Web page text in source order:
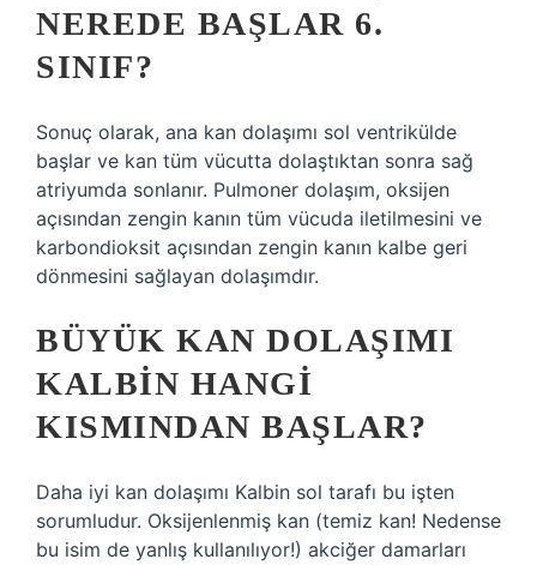
NEREDE BAŞLAR 6.
SINIF?
Sonuç olarak, ana kan dolaşımı sol ventrikülde
başlar ve kan tüm vücutta dolaştıktan sonra sağ
atriyumda sonlanır. Pulmoner dolaşım, oksijen
açısından zengin kanın tüm vücuda iletilmesini ve
karbondioksit açısından zengin kanın kalbe geri
dönmesini sağlayan dolaşımdır.
BÜYÜK KAN DOLAŞIMI
KALBIN HANGI
KISMINDAN BAŞLAR?
Daha iyi kan dolaşımı Kalbin sol tarafı bu işten
sorumludur. Oksijenlenmiş kan (temiz kan! Nedense
bu isim de yanlış kullanılıyor!) akciğer damarları